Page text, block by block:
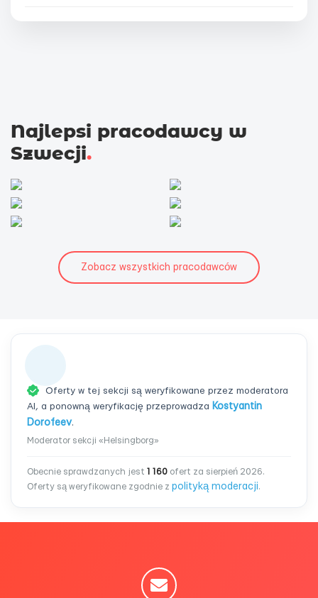
Najlepsi pracodawcy w
Szwecji.
Zobacz wszystkich pracodawców
Oferty w tej sekcji są weryfikowane przez moderatora
AI, a ponowną weryfikację przeprowadza Kostyantin
Dorofeev.
Moderator sekcji «Helsingborg»
Obecnie sprawdzanych jest 1 160 ofert za sierpień 2026.
Oferty są weryfikowane zgodnie z polityką moderacji.